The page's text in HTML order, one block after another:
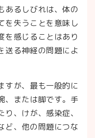
あるしびれは、体の
を失うことを意味し
を感じることはあり
送る神経の問題によ
すが、最も一般的に
、または脚です。手
、けが、感染症、
ど、他の問題につな